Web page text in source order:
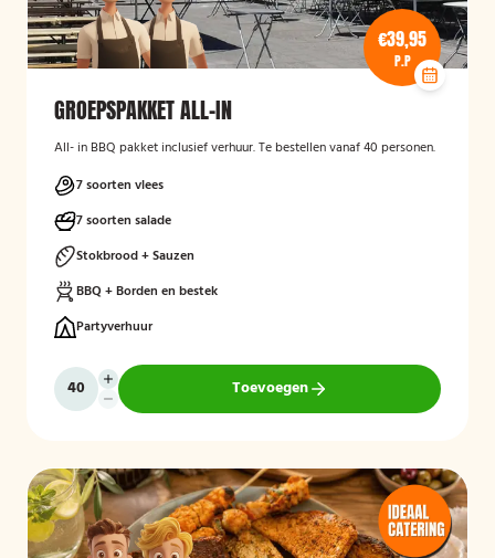
€39,95
P.P
GROEPSPAKKET ALL-IN
All- in BBQ pakket inclusief verhuur. Te bestellen vanaf 40 personen.
7 soorten vlees
7 soorten salade
Stokbrood + Sauzen
BBQ + Borden en bestek
Partyverhuur
Toevoegen